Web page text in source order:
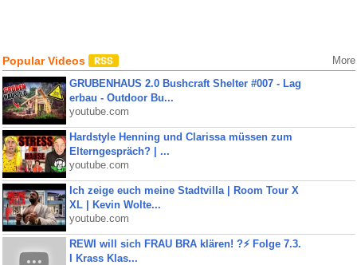
Popular Videos More
GRUBENHAUS 2.0 Bushcraft Shelter #007 - Lag
erbau - Outdoor Bu...
youtube.com
Hardstyle Henning und Clarissa müssen zum
Elterngespräch? | ...
youtube.com
Ich zeige euch meine Stadtvilla | Room Tour X
XL | Kevin Wolte...
youtube.com
REWI will sich FRAU BRA klären! ?⚡️ Folge 7.3.
I Krass Klas...